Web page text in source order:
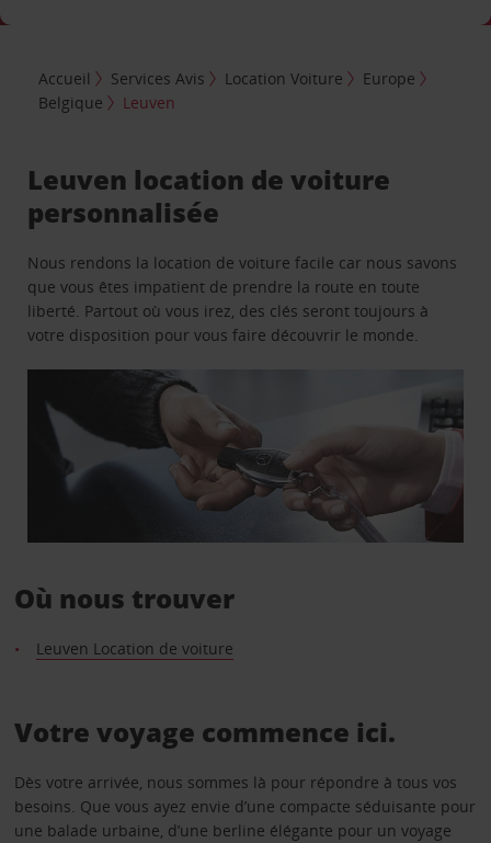
Accueil Services Avis Location Voiture
Europe
Belgique
Leuven
Leuven location de voiture
personnalisée
Nous rendons la location de voiture facile car nous savons
que vous êtes impatient de prendre la route en toute
liberté. Partout où vous irez, des clés seront toujours à
votre disposition pour vous faire découvrir le monde.
Où nous trouver
Leuven Location de voiture
Votre voyage commence ici.
Dès votre arrivée, nous sommes là pour répondre à tous vos
besoins. Que vous ayez envie d’une compacte séduisante pour
une balade urbaine, d’une berline élégante pour un voyage